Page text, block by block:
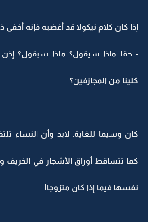
إذا كان كلام نيكولا قد أغضبه فإنه أخفى
- حقا ماذا سيقول؟ ماذا سيقول؟
كلينا من المجازفين؟
كان وسيما للغاية. لابد وأن النساء
كما تتساقط أوراق الأشجار في الخريف
نفسها فيما إذا كان متزوجا!